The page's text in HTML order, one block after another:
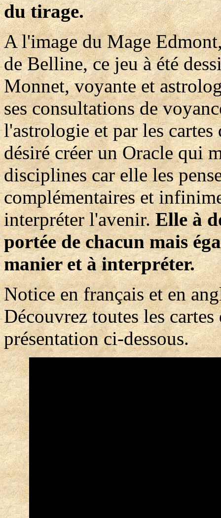
du tirage.
A l'image du Mage
de Belline, ce jeu à été
Monnet, voyante et
ses consultations de
l'astrologie et par les
désiré créer un Oracle qui
disciplines car elle les
complémentaires et
interpréter l'avenir.Elle à
portée de chacun mais
manier et à interpréter.
Notice en français et en
Découvrez toutes les
présentation ci-dessous.